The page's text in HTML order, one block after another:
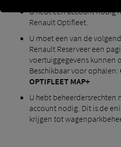
U hebt een account nodig
Renault Optifleet.
U moet een van de
Renault Reserveer een
voertuiggegevens kunnen
Beschikbaar voor ophalen:
OPTIFLEET MAP+
U hebt beheerdersrechten
account nodig. Dit is de
krijgen tot